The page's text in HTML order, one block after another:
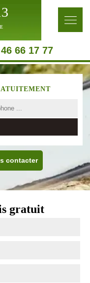
66 17 77
contacter
gratuit